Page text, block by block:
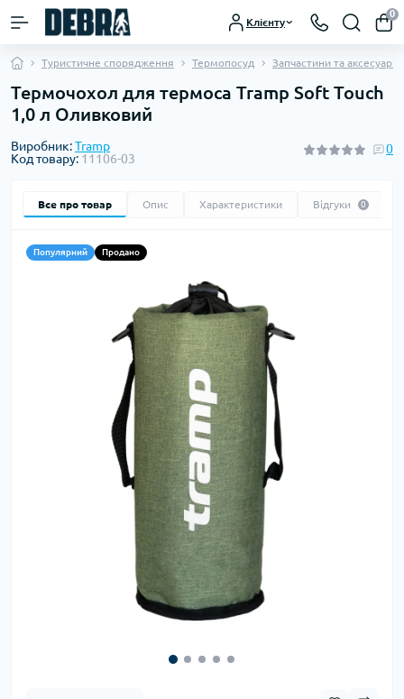
Клієнту
0
Туристичне спорядження Термопосуд Запчастини та
Термочохол для термоса Tramp Soft Touch
1,0 л Оливковий
Виробник:Tramp
Код товару: 11106-03
0
Все про товар Опис Характеристики Відгуки 0
Популярний Продано